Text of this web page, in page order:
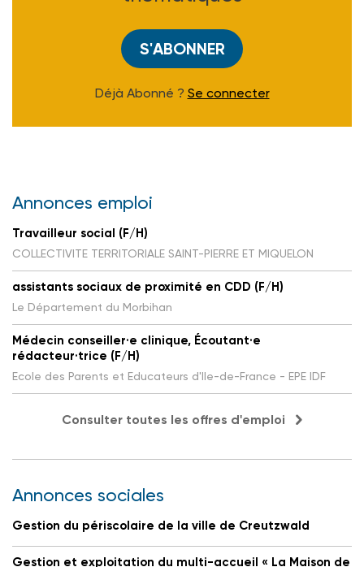
S'ABONNER
Déjà Abonné ? Se connecter
Annonces emploi
Travailleur social (F/H)
COLLECTIVITE TERRITORIALE SAINT-PIERRE ET MIQUELON
assistants sociaux de proximité en CDD (F/H)
Le Département du Morbihan
Médecin conseiller·e clinique, Écoutant·e
rédacteur·trice (F/H)
Ecole des Parents et Educateurs d'Ile-de-France - EPE IDF
Consulter toutes les offres d'emploi
Annonces sociales
Gestion du périscolaire de la ville de Creutzwald
Gestion et exploitation du multi-accueil « La Maison de